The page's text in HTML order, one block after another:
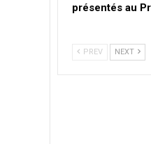
présentés au
PREV NEXT